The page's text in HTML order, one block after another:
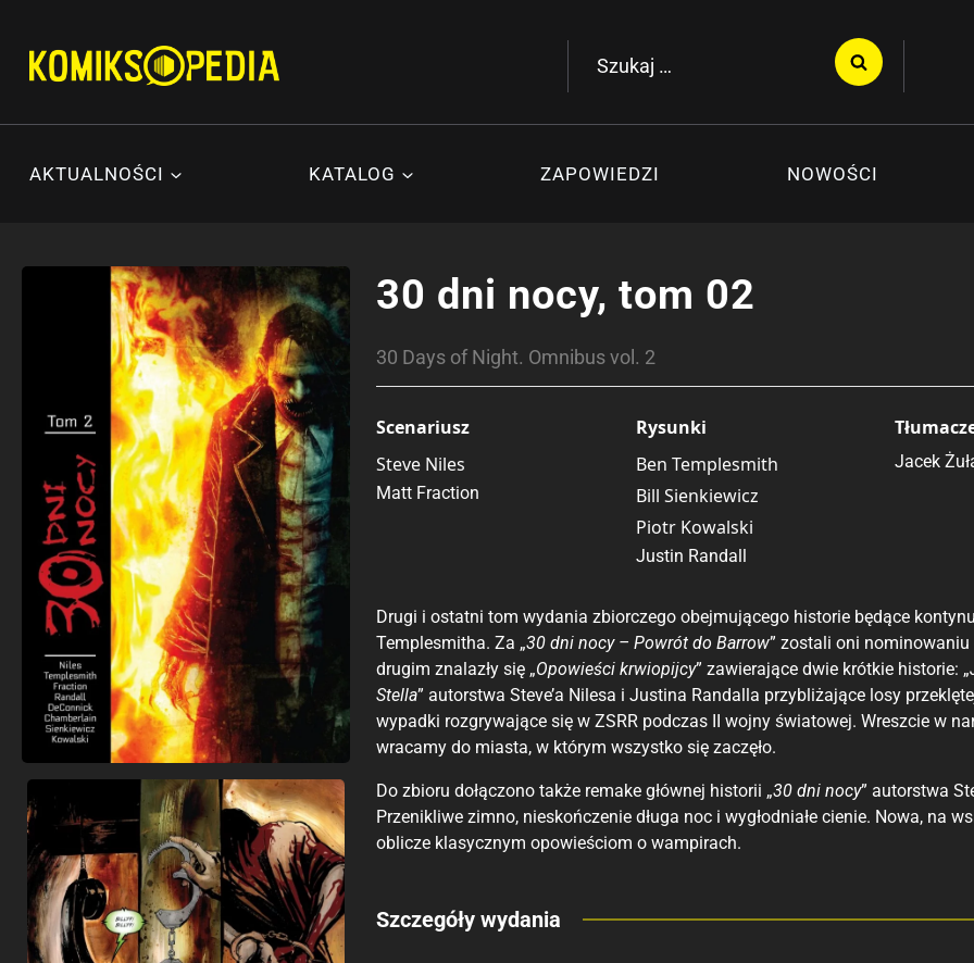
treści
Szukaj:
AKTUALNOŚCI KATALOG ZAPOWIEDZI NOWOŚCI
30 dni nocy, tom 02
30 Days of Night. Omnibus vol. 2
Scenariusz
Steve Niles
Matt Fraction
Rysunki
Ben Templesmith
Bill Sienkiewicz
Piotr Kowalski
Justin Randall
Jacek
Drugi i ostatni tom wydania zbiorczego obejmującego historie będące
Templesmitha. Za „30 dni nocy – Powrót do Barrow” zostali oni
drugim znalazły się „Opowieści krwiopijcy” zawierające dwie krótkie historie: „
Stella” autorstwa Steve’a Nilesa i Justina Randalla przybliżające losy
wypadki rozgrywające się w ZSRR podczas II wojny światowej. Wreszcie w
wracamy do miasta, w którym wszystko się zaczęło.
Do zbioru dołączono także remake głównej historii „30 dni nocy” autorstwa
Przenikliwe zimno, nieskończenie długa noc i wygłodniałe cienie. Nowa, na
oblicze klasycznym opowieściom o wampirach.
Porównaj ceny
Szczegóły wydania